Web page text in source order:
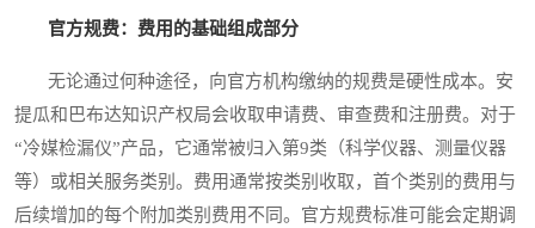
官方规费：费用的基础组成部分
无论通过何种途径，向官方机构缴纳的规费是硬性成本。安
提瓜和巴布达知识产权局会收取申请费、审查费和注册费。对于
“冷媒检漏仪”产品，它通常被归入第9类（科学仪器、测量仪器
等）或相关服务类别。费用通常按类别收取，首个类别的费用与
后续增加的每个附加类别费用不同。官方规费标准可能会定期调